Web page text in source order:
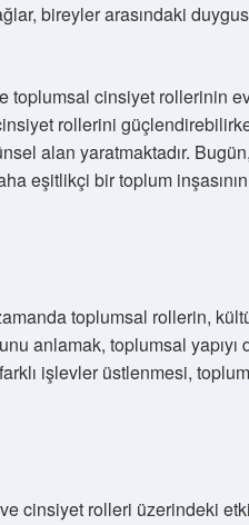
bireyler arasındaki
toplumsal cinsiyet rollerinin
rollerini
alan yaratmaktadır.
eşitlikçi bir toplum
toplumsal rollerin,
anlamak, toplumsal yapıyı
işlevler üstlenmesi,
ve cinsiyet rolleri üzerindeki